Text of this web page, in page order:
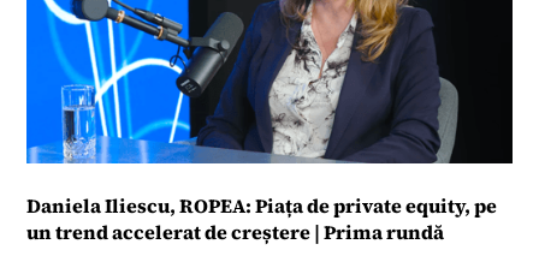
Daniela Iliescu, ROPEA: Piața de private equity, pe
un trend accelerat de creștere | Prima rundă